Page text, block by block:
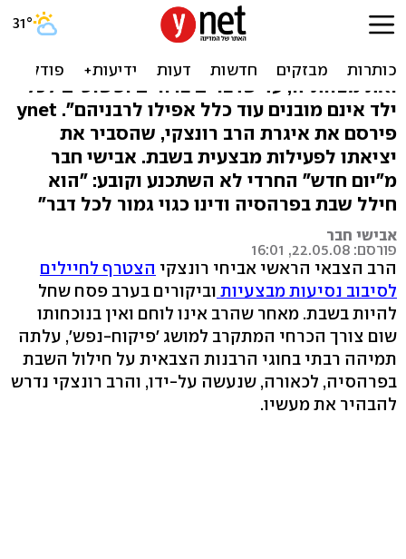
"מחלל שבת בפרהסיה"
"אנשי המזרחי הירבו כל-כך להרוס את התורה
ואת מצוותיה, עד שדברים ברורים ופשוטים לכל
ילד אינם מובנים עוד כלל אפילו לרבניהם". ynet
פירסם את איגרת הרב רונצקי, שהסביר את
יציאתו לפעילות מבצעית בשבת. אבישי חבר
מ"יום חדש" החרדי לא השתכנע וקובע: "הוא
חילל שבת בפרהסיה ודינו כגוי גמור לכל דבר"
אבישי חבר
פורסם: 22.05.08, 16:01
הרב הצבאי הראשי אביחי רונצקי הצטרף לחיילים
לסיבוב נסיעות מבצעיות וביקורים בערב פסח שחל
להיות בשבת. מאחר שהרב אינו לוחם ואין בנוכחותו
שום צורך הכרחי המתקרב למושג 'פיקוח-נפש', עלתה
תמיהה רבתי בחוגי הרבנות הצבאית על חילול השבת
בפרהסיה, לכאורה, שנעשה על-ידו, והרב רונצקי נדרש
להבהיר את מעשיו.